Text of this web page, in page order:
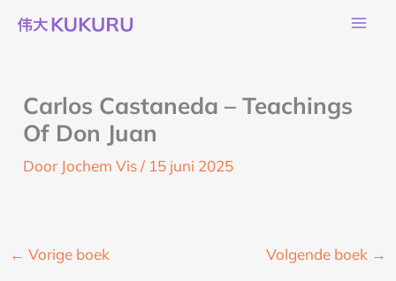
naar
Carlos Castaneda – Teachings
Of Don Juan
Door Jochem Vis/ 15 juni 2025
← Vorige boek Volgende boek →